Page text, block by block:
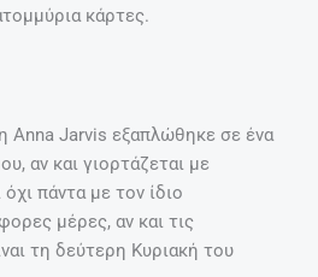
κάρτες.
Anna Jarvis εξαπλώθηκε σε ένα
αν και γιορτάζεται με
πάντα με τον ίδιο
μέρες, αν και τις
τη δεύτερη Κυριακή του